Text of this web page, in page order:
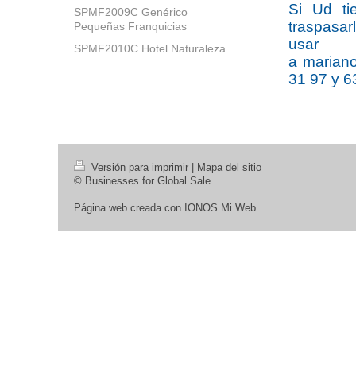
Si Ud
usar
a
31 97 y
SPMF2009C Genérico
Pequeñas Franquicias
SPMF2010C Hotel Naturaleza
Versión para imprimir
Mapa del sitio
© Businesses for Global Sale
Página web creada con IONOS Mi Web.